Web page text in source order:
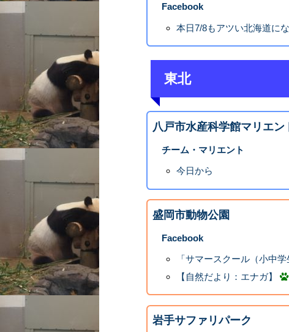
Facebook
本日7/8もアツい北海道に
東北
八戸市水産科学館マリエン
チーム・マリエント
今日から
盛岡市動物公園
Facebook
「サマースクール（小中
【自然だより：エナガ】
岩手サファリパーク